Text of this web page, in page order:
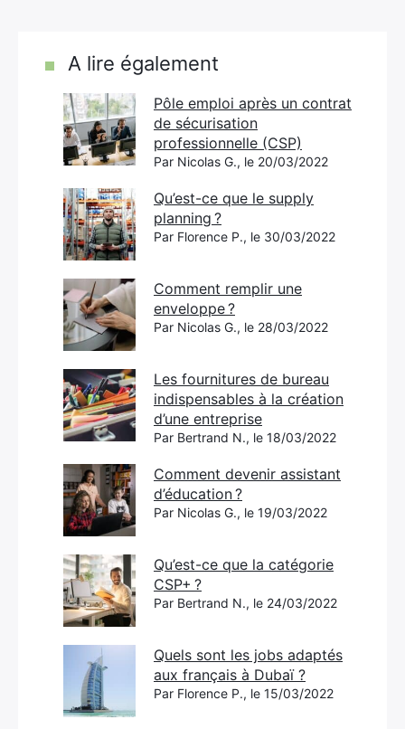
A lire également
Pôle emploi après un contrat
de sécurisation
professionnelle (CSP)
Par Nicolas G., le 20/03/2022
Qu’est-ce que le supply
planning ?
Par Florence P., le 30/03/2022
Comment remplir une
enveloppe ?
Par Nicolas G., le 28/03/2022
Les fournitures de bureau
indispensables à la création
d’une entreprise
Par Bertrand N., le 18/03/2022
Comment devenir assistant
d’éducation ?
Par Nicolas G., le 19/03/2022
Qu’est-ce que la catégorie
CSP+ ?
Par Bertrand N., le 24/03/2022
Quels sont les jobs adaptés
aux français à Dubaï ?
Par Florence P., le 15/03/2022